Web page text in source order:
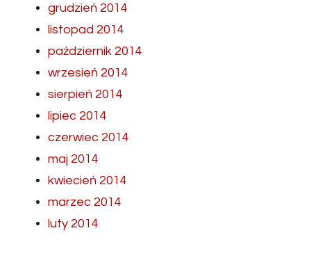
grudzień 2014
listopad 2014
październik 2014
wrzesień 2014
sierpień 2014
lipiec 2014
czerwiec 2014
maj 2014
kwiecień 2014
marzec 2014
luty 2014